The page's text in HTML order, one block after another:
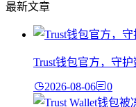
最新文章
Trust钱包官方，守
2026-08-06 0